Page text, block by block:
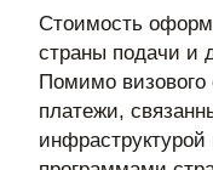
Стоимость
страны подачи и
Помимо визового
платежи,
инфраструктурой